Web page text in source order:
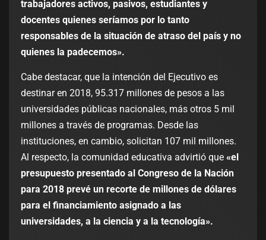
trabajadores activos, pasivos, estudiantes y
docentes quienes seríamos por lo tanto
responsables de la situación de atraso del país y no
quienes la padecemos».
Cabe destacar, que la intención del Ejecutivo es
destinar en 2018, 95.317 millones de pesos a las
universidades públicas nacionales, más otros 5 mil
millones a través de programas. Desde las
instituciones, en cambio, solicitan 107 mil millones.
Al respecto, la comunidad educativa advirtió que «el
presupuesto presentado al Congreso de la Nación
para 2018 prevé un recorte de millones de dólares
para el financiamiento asignado a las
universidades, a la ciencia y a la tecnología».